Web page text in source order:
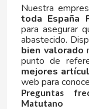
DANONE
DISTRIBUCIÓN
DODOT
Nuestra
toda España
para asegurar
abastecido.
bien valorado
punto de
mejores
web para
Preguntas
Matutano